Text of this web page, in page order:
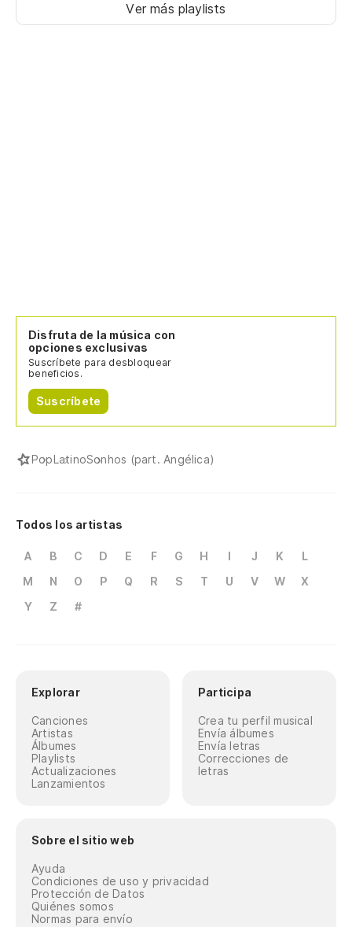
Ver más playlists
Disfruta de la música con
opciones exclusivas
Suscríbete para desbloquear
beneficios.
Suscríbete
PopLatinoSonhos (part. Angélica)
Todos los artistas
A B C D E F G H I J K
L
M
N O P Q R S T U V W
X
Y
Z #
Explorar
Canciones
Artistas
Álbumes
Playlists
Actualizaciones
Lanzamientos
Participa
Crea tu perfil musical
Envía álbumes
Envía letras
Correcciones de
letras
Sobre el sitio web
Ayuda
Condiciones de uso y privacidad
Protección de Datos
Quiénes somos
Normas para envío